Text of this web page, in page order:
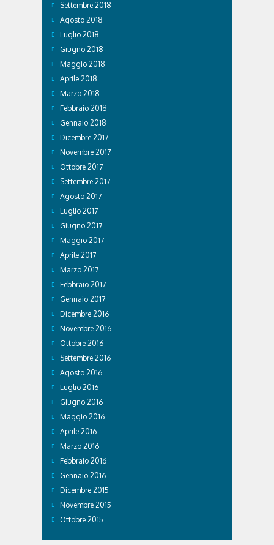
Settembre 2018
Agosto 2018
Luglio 2018
Giugno 2018
Maggio 2018
Aprile 2018
Marzo 2018
Febbraio 2018
Gennaio 2018
Dicembre 2017
Novembre 2017
Ottobre 2017
Settembre 2017
Agosto 2017
Luglio 2017
Giugno 2017
Maggio 2017
Aprile 2017
Marzo 2017
Febbraio 2017
Gennaio 2017
Dicembre 2016
Novembre 2016
Ottobre 2016
Settembre 2016
Agosto 2016
Luglio 2016
Giugno 2016
Maggio 2016
Aprile 2016
Marzo 2016
Febbraio 2016
Gennaio 2016
Dicembre 2015
Novembre 2015
Ottobre 2015